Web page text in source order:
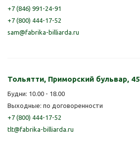
+7 (846) 991-24-91
+7 (800) 444-17-52
sam@fabrika-billiarda.ru
Тольятти, Приморский бульвар, 45
Будни: 10.00 - 18.00
Выходные: по договоренности
+7 (800) 444-17-52
tlt@fabrika-billiarda.ru